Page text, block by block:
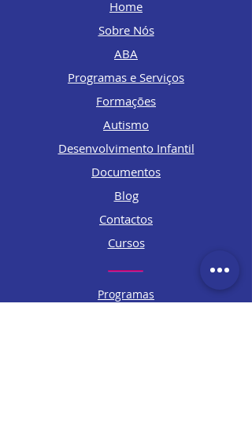
Home
Sobre Nós
ABA
Programas e Serviços
Formações
Autismo
Desenvolvimento Infantil
Documentos
Blog
Contactos
Cursos
Programas